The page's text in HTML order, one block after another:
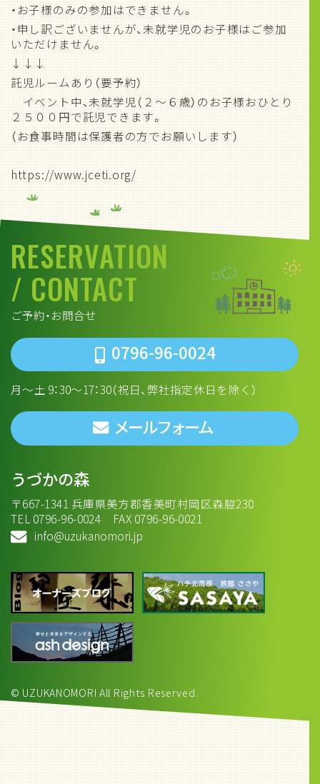
・お子様のみの参加はできません。
・申し訳ございませんが、未就学児のお子様はご参加
いただけません。
↓↓↓
託児ルームあり（要予約）
イベント中、未就学児（２～６歳）のお子様おひとり
２５００円で託児できます。
（お食事時間は保護者の方でお願いします）
https://www.jceti.org/
RESERVATION
/ CONTACT
ご予約・お問合せ
0796-96-0024
月～土 9：30～17：30（祝日、弊社指定休日を除く）
メールフォーム
うづかの森
〒667-1341 兵庫県美方郡香美町村岡区森脇230
TEL 0796-96-0024 FAX 0796-96-0021
info@uzukanomori.jp
© UZUKANOMORI All Rights Reserved.